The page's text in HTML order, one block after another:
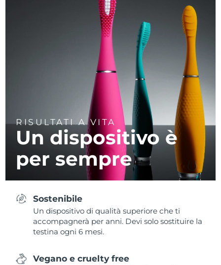
RISULTATI A VITA
Un dispositivo è
per sempre
Sostenibile
Un dispositivo di qualità superiore che ti
accompagnerà per anni. Devi solo sostituire la
testina ogni 6 mesi.
Vegano e cruelty free